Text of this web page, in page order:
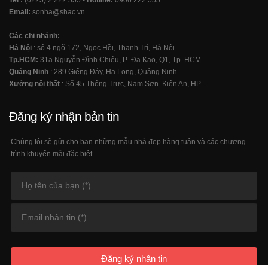
Email: sonha@shac.vn
Các chi nhánh:
Hà Nội : số 4 ngõ 172, Ngọc Hồi, Thanh Trì, Hà Nội
Tp.HCM: 31a Nguyễn Đình Chiểu, P .Đa Kao, Q1, Tp. HCM
Quảng Ninh : 289 Giếng Đáy, Hạ Long, Quảng Ninh
Xưởng nội thất : Số 45 Thống Trực, Nam Sơn. Kiến An, HP
Đăng ký nhận bản tin
Chúng tôi sẽ gửi cho bạn những mẫu nhà đẹp hàng tuần và các chương
trình khuyến mãi đặc biệt.
Đăng ký nhận tin